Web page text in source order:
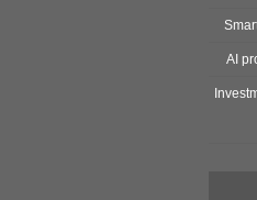
AI